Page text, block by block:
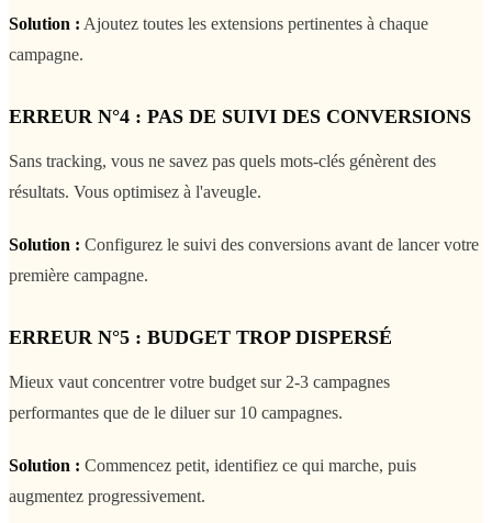
Solution : Ajoutez toutes les extensions pertinentes à chaque
campagne.
ERREUR N°4 : PAS DE SUIVI DES CONVERSIONS
Sans tracking, vous ne savez pas quels mots-clés génèrent des
résultats. Vous optimisez à l'aveugle.
Solution : Configurez le suivi des conversions avant de lancer votre
première campagne.
ERREUR N°5 : BUDGET TROP DISPERSÉ
Mieux vaut concentrer votre budget sur 2-3 campagnes
performantes que de le diluer sur 10 campagnes.
Solution : Commencez petit, identifiez ce qui marche, puis
augmentez progressivement.